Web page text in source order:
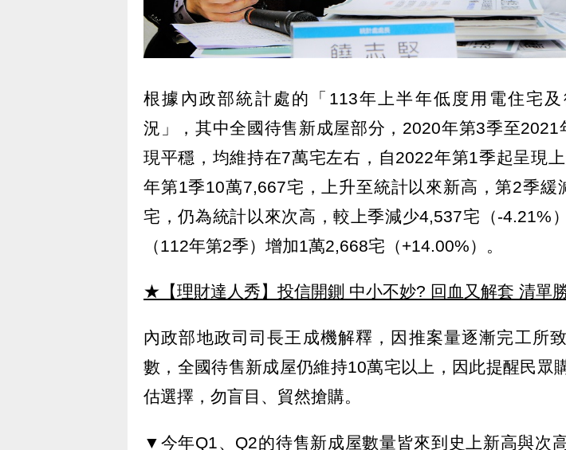
根據內政部統計處的「113年上半年低度用電住宅
況」，其中全國待售新成屋部分，2020年第3季至2021
現平穩，均維持在7萬宅左右，自2022年第1季起呈現
年第1季10萬7,667宅，上升至統計以來新高，第2季緩
宅，仍為統計以來次高，較上季減少4,537宅（-4.21%
（112年第2季）增加1萬2,668宅（+14.00%）。
★【理財達人秀】投信開鍘 中小不妙? 回血又解套 清單
內政部地政司司長王成機解釋，因推案量逐漸完工所
數，全國待售新成屋仍維持10萬宅以上，因此提醒民眾
估選擇，勿盲目、貿然搶購。
▼今年Q1、Q2的待售新成屋數量皆來到史上新高與次